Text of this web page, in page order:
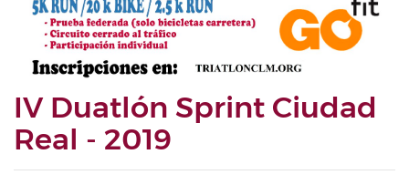
IV Duatlón Sprint Ciudad
Real - 2019